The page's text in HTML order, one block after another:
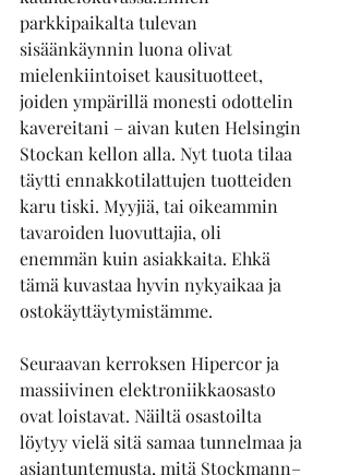
parkkipaikalta tulevan
sisäänkäynnin luona olivat
mielenkiintoiset kausituotteet,
joiden ympärillä monesti odottelin
kavereitani – aivan kuten Helsingin
Stockan kellon alla. Nyt tuota tilaa
täytti ennakkotilattujen tuotteiden
karu tiski. Myyjiä, tai oikeammin
tavaroiden luovuttajia, oli
enemmän kuin asiakkaita. Ehkä
tämä kuvastaa hyvin nykyaikaa ja
ostokäyttäytymistämme.
Seuraavan kerroksen Hipercor ja
massiivinen elektroniikkaosasto
ovat loistavat. Näiltä osastoilta
löytyy vielä sitä samaa tunnelmaa ja
asiantuntemusta, mitä Stockmann–